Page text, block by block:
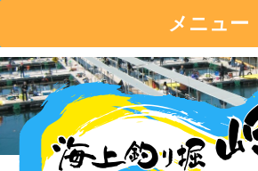
メニュー
コ
ン
テ
ン